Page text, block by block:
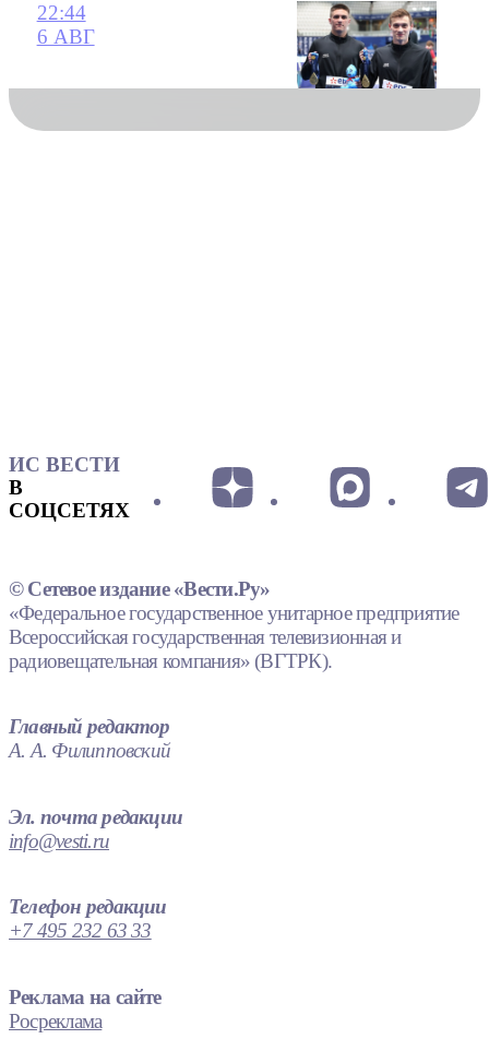
22:44
6 АВГ
ИС ВЕСТИ
В
СОЦСЕТЯХ
© Сетевое издание «Вести.Ру»
«Федеральное государственное унитарное предприятие
Всероссийская государственная телевизионная и
радиовещательная компания» (ВГТРК).
Главный редактор
А. А. Филипповский
Эл. почта редакции
info@vesti.ru
Телефон редакции
+7 495 232 63 33
Реклама на сайте
Росреклама